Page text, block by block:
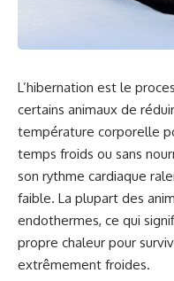
L’hibernation est le
certains animaux de
température corporelle
temps froids ou sans
son rythme cardiaque
faible. La plupart des
endothermes, ce qui
propre chaleur pour
extrêmement froides.